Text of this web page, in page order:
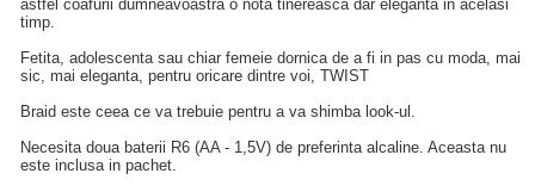
astfel coafurii dumneavoastra o nota tinereasca dar eleganta in acelasi
timp.
Fetita, adolescenta sau chiar femeie dornica de a fi in pas cu moda, mai
sic, mai eleganta, pentru oricare dintre voi, TWIST
Braid este ceea ce va trebuie pentru a va shimba look-ul.
Necesita doua baterii R6 (AA - 1,5V) de preferinta alcaline. Aceasta nu
este inclusa in pachet.